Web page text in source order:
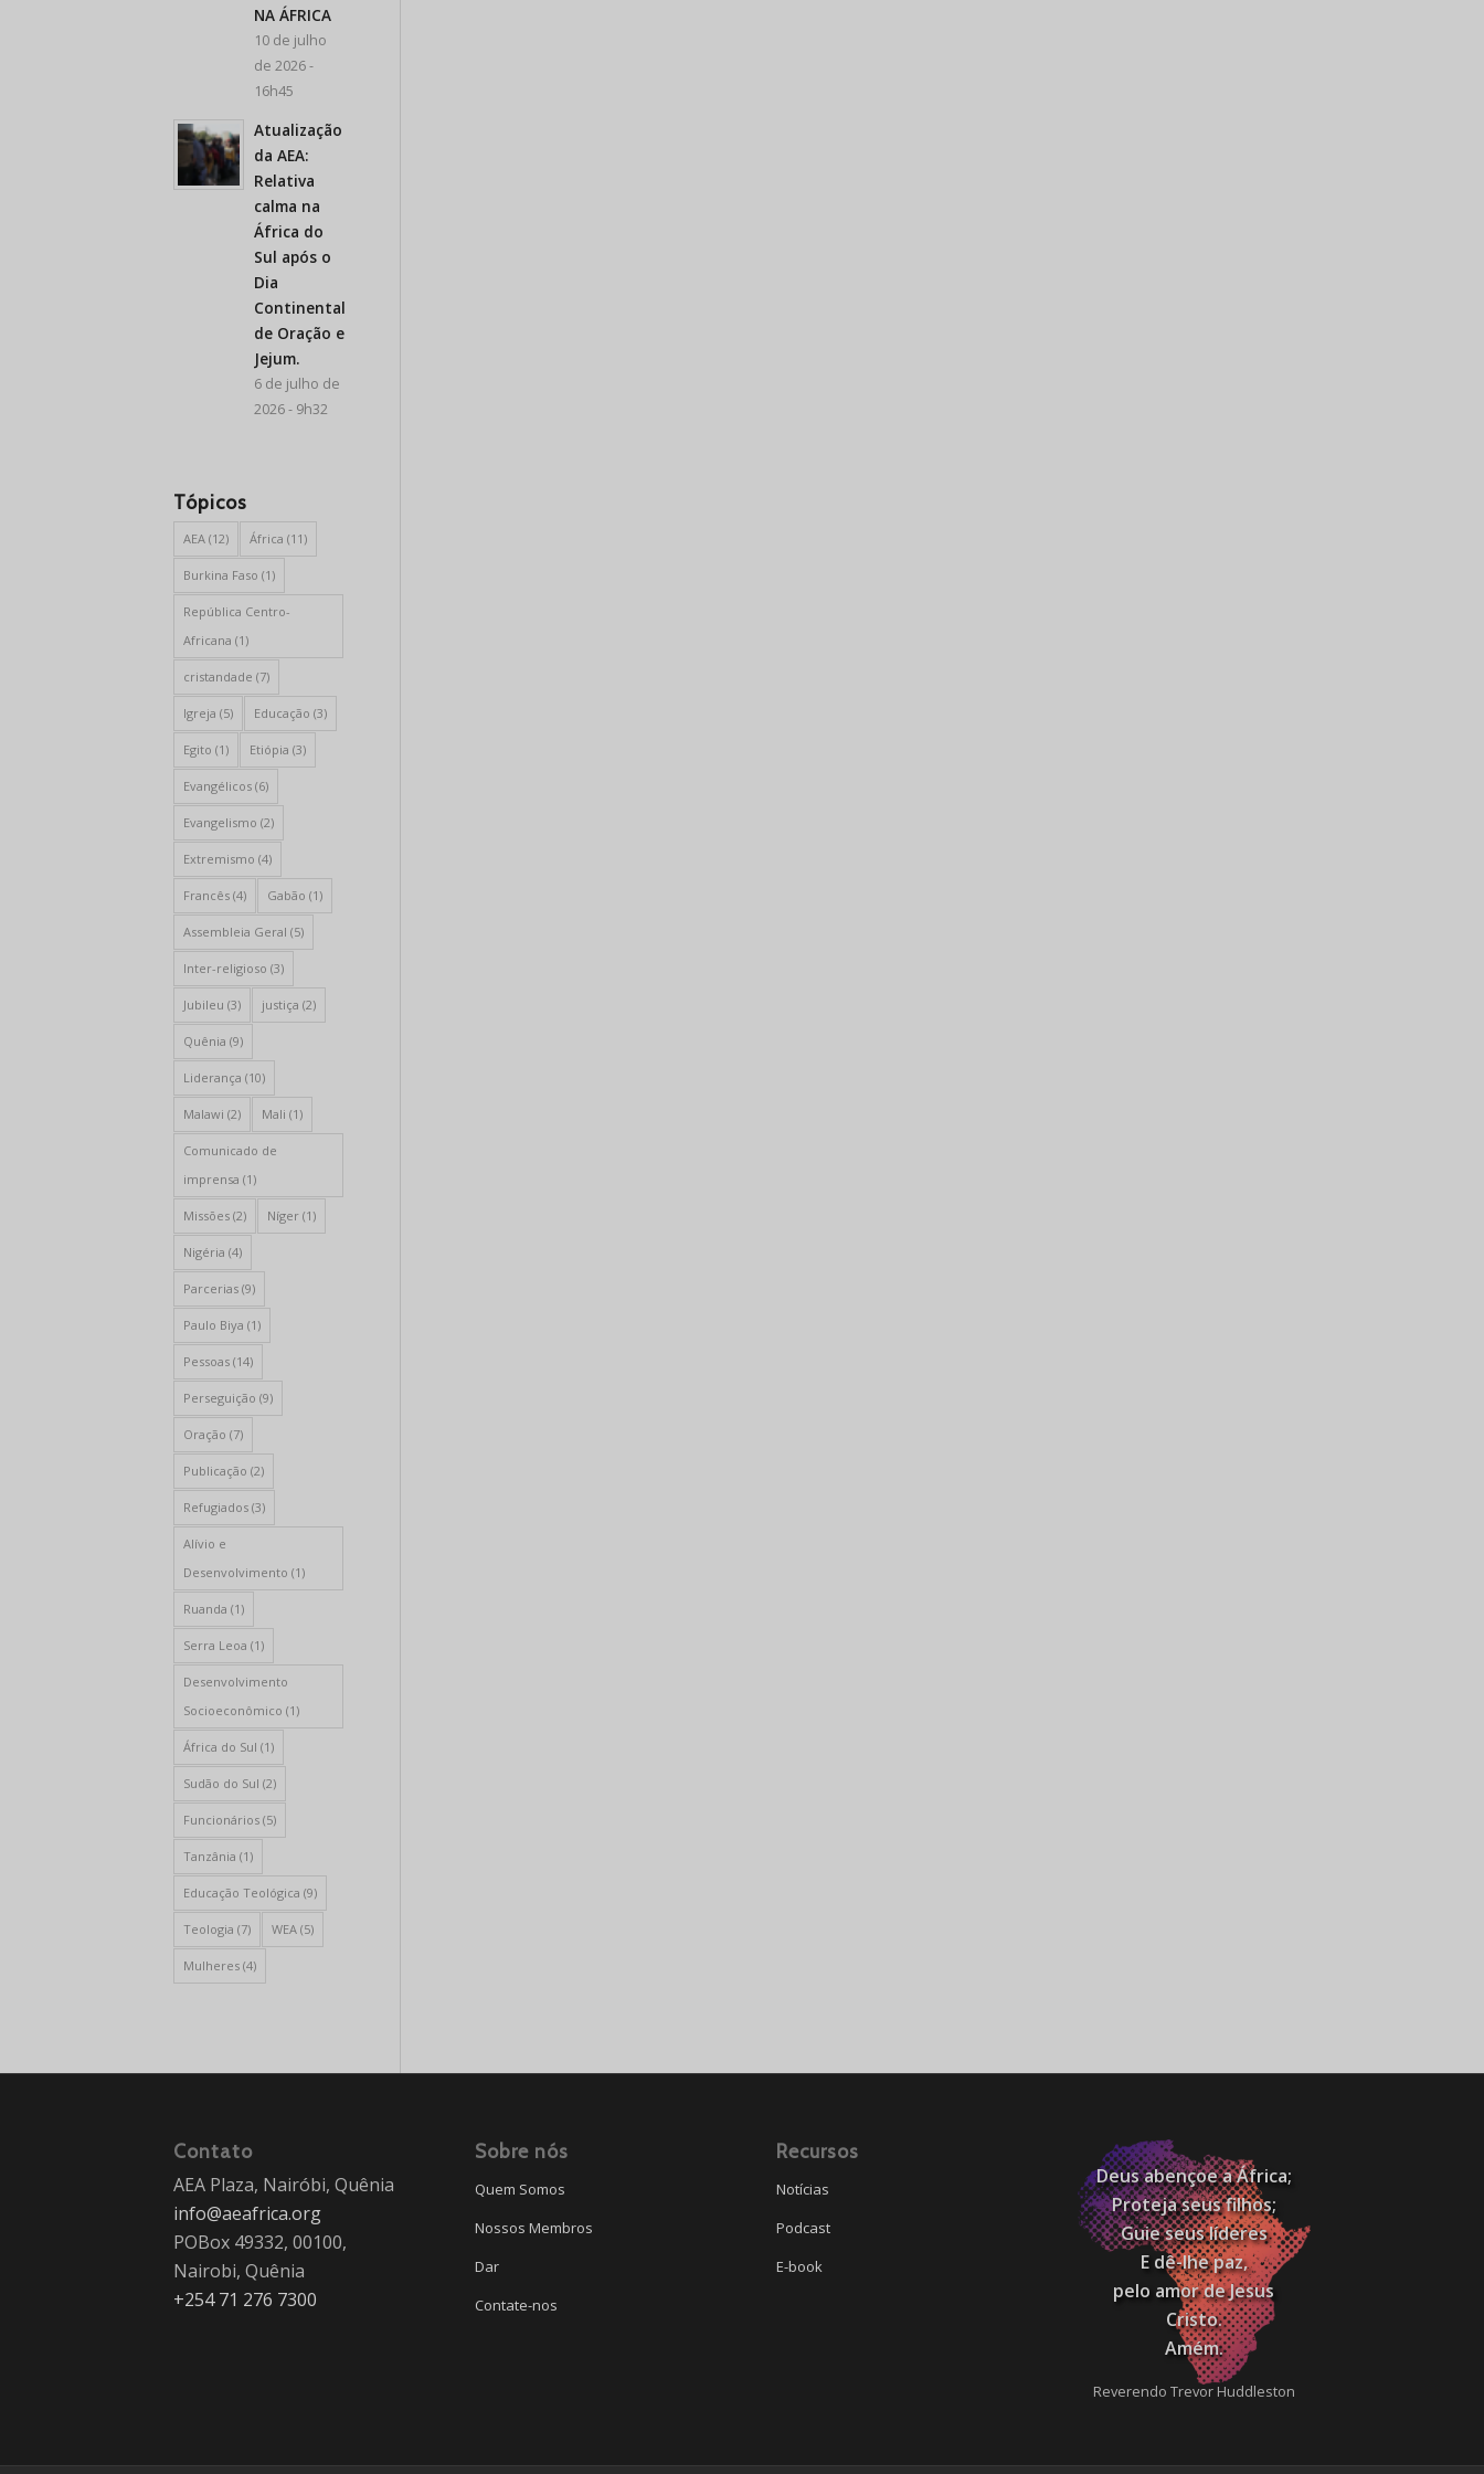
NA ÁFRICA
10 de julho
de 2026 -
16h45
Atualização
da AEA:
Relativa
calma na
África do
Sul após o
Dia
Continental
de Oração e
Jejum.
6 de julho de
2026 - 9h32
Tópicos
AEA (12) África (11)
Burkina Faso (1)
República Centro-
Africana (1)
cristandade (7)
Igreja (5) Educação (3)
Egito (1) Etiópia (3)
Evangélicos (6)
Evangelismo (2)
Extremismo (4)
Francês (4) Gabão (1)
Assembleia Geral (5)
Inter-religioso (3)
Jubileu (3) justiça (2)
Quênia (9)
Liderança (10)
Malawi (2) Mali (1)
Comunicado de
imprensa (1)
Missões (2) Níger (1)
Nigéria (4)
Parcerias (9)
Paulo Biya (1)
Pessoas (14)
Perseguição (9)
Oração (7)
Publicação (2)
Refugiados (3)
Alívio e
Desenvolvimento (1)
Ruanda (1)
Serra Leoa (1)
Desenvolvimento
Socioeconômico (1)
África do Sul (1)
Sudão do Sul (2)
Funcionários (5)
Tanzânia (1)
Educação Teológica (9)
Teologia (7) WEA (5)
Mulheres (4)
Contato
AEA Plaza, Nairóbi, Quênia
info@aeafrica.org
POBox 49332, 00100,
Nairobi, Quênia
+254 71 276 7300
Sobre nós
Quem Somos
Nossos Membros
Dar
Contate-nos
Recursos
Notícias
Podcast
E-book
Deus abençoe a África;
Proteja seus filhos;
Guie seus líderes
E dê-lhe paz,
pelo amor de Jesus
Cristo.
Amém.
Reverendo Trevor Huddleston